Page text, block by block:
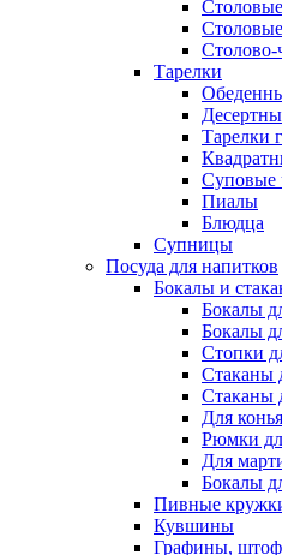
Столово-
Тарелки
Тарелки
Суповые
Пиалы
Блюдца
Супницы
Посуда для напитков
Бокалы и
Бокалы
Бокалы
Стопки
Стаканы
Стаканы
Для
Рюмки
Для
Бокалы
Пивные
Кувшины
Графины,